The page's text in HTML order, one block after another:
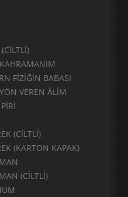
FİZİĞİN BABASI
VEREN ÂLİM
(CİLTLİ)
(KARTON KAPAK)
(CİLTLİ)